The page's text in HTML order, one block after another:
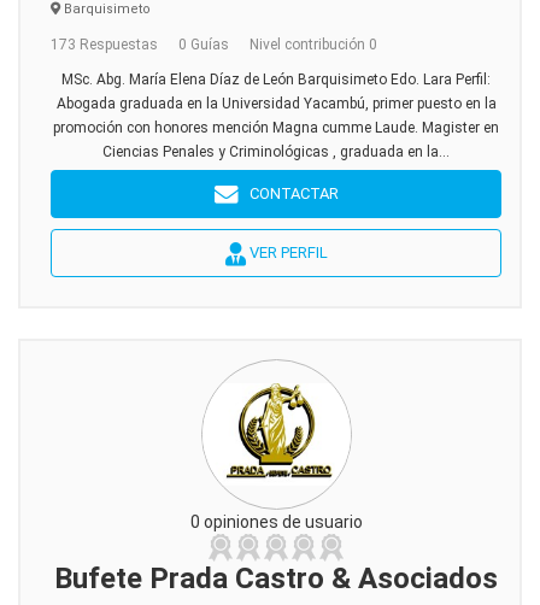
Barquisimeto
173 Respuestas 0 Guías Nivel contribución 0
MSc. Abg. María Elena Díaz de León Barquisimeto Edo. Lara Perfil:
Abogada graduada en la Universidad Yacambú, primer puesto en la
promoción con honores mención Magna cumme Laude. Magister en
Ciencias Penales y Criminológicas , graduada en la...
CONTACTAR
VER PERFIL
0 opiniones de usuario
Bufete Prada Castro & Asociados